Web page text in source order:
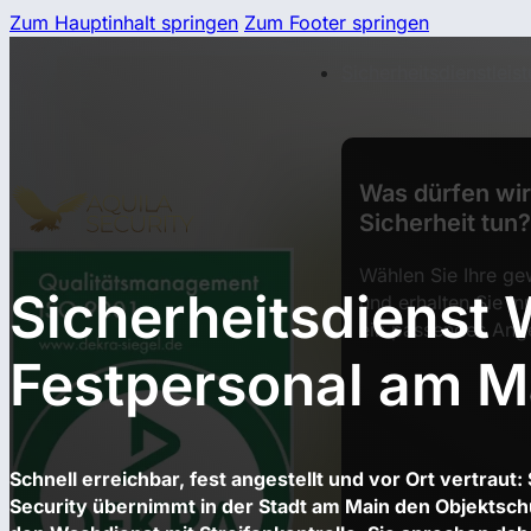
Zum Hauptinhalt springen Zum Footer springen
Was dürfen
Sicherheit tun?
Wählen Sie Ihre
und erhalten Sie
ein passendes
Sicherheitsdienst
Festpersonal am
Schnell erreichbar, fest angestellt und vor Ort vertraut:
Security übernimmt in der Stadt am Main den